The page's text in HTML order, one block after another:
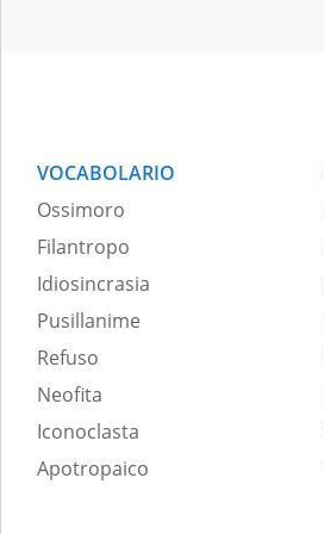
VOCABOLARIO
Ossimoro
Filantropo
Idiosincrasia
Pusillanime
Refuso
Neofita
Iconoclasta
Apotropaico